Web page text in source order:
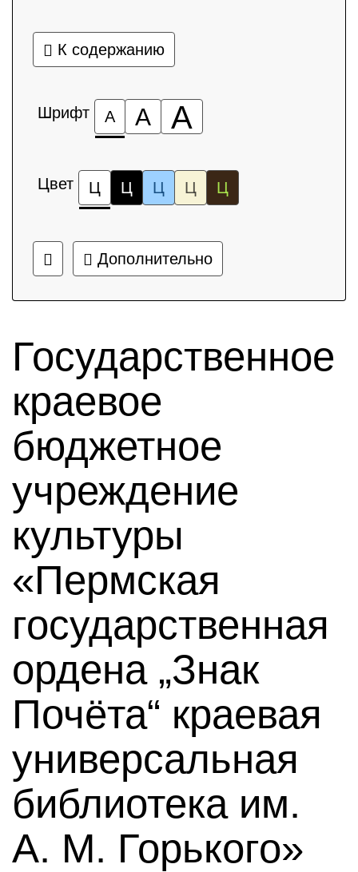
К содержанию
Шрифт А А А
Цвет Ц Ц Ц Ц Ц
Дополнительно
Государственное
краевое
бюджетное
учреждение
культуры
«Пермская
государственная
ордена „Знак
Почёта“ краевая
универсальная
библиотека им.
А. М. Горького»